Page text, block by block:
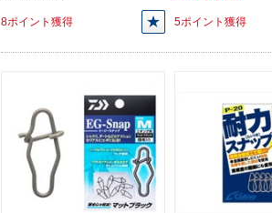
8ポイント獲得 5ポイント獲得